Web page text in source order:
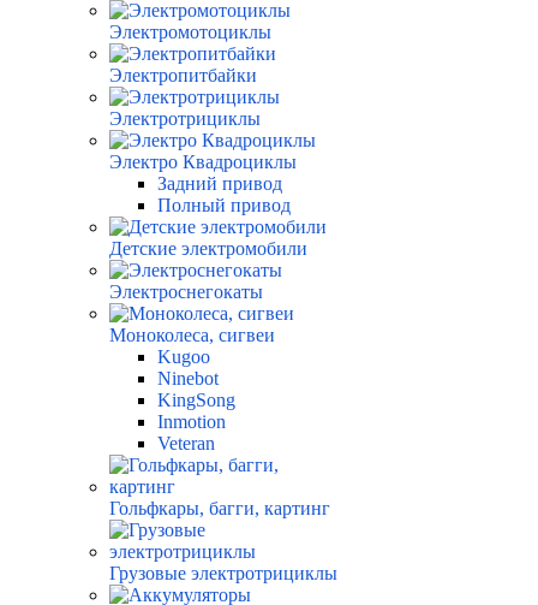
Электромотоциклы
Электропитбайки
Электротрициклы
Электро Квадроциклы
Задний привод
Полный привод
Детские электромобили
Электроснегокаты
Моноколеса, сигвеи
Kugoo
Ninebot
KingSong
Inmotion
Veteran
Гольфкары, багги, картинг
Грузовые электротрициклы